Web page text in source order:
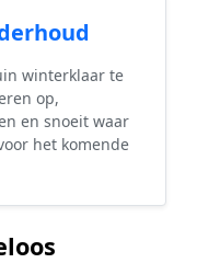
winterklaar te
op,
en snoeit waar
het komende